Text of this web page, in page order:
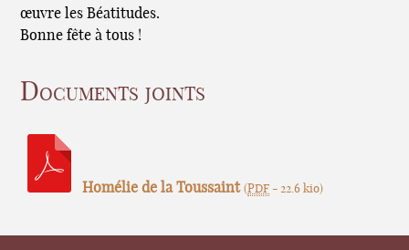
œuvre les Béatitudes.
Bonne fête à tous !
Documents joints
Homélie de la Toussaint ( PDF - 22.6 kio)